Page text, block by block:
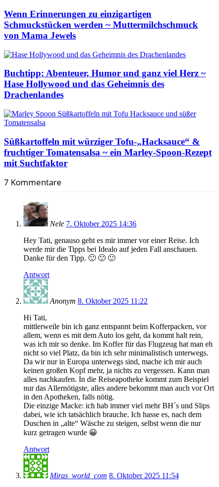
Wenn Erinnerungen zu einzigartigen
Schmuckstücken werden ~ Muttermilchschmuck
von Mama Jewels
Buchtipp: Abenteuer, Humor und ganz viel Herz ~
Hase Hollywood und das Geheimnis des
Drachenlandes
Süßkartoffeln mit würziger Tofu-„Hacksauce“ &
fruchtiger Tomatensalsa ~ ein Marley-Spoon-Rezept
mit Suchtfaktor
7 Kommentare
Nele 7. Oktober 2025 14:36
Hey Tati, genauso geht es mir immer vor einer Reise. Ich
werde mir die Tipps bei Idealo auf jeden Fall anschauen.
Danke für den Tipp. 🙂 🙂 🙂
Antwort
Anonym 8. Oktober 2025 11:22
Hi Tati,
mittlerweile bin ich ganz entspannt beim Kofferpacken, vor
allem, wenn es mit dem Auto los geht, da kommt halt rein,
was ich mir so denke. Im Koffer für das Flugzeug hat man eh
nicht so viel Platz, da bin ich sehr minimalistisch unterwegs.
Da wir nur in Europa unterwegs sind, mache ich mir auch
keinen großen Kopf mehr, ja nichts zu vergessen. Kann man
alles nachkaufen. In die Reiseapotheke kommt zum Beispiel
nur das Allernötigste, alles andere bekommt man auch vor Ort
in den Apotheken, falls nötig.
Die einzige Macke: ich hab immer viel mehr BH´s und Slips
dabei, wie ich tatsächlich brauche. Ich hasse es, nach dem
Duschen in „alte“ Wäsche zu steigen, selbst wenn die nur
kurz getragen wurde 😀
Antwort
Miras_world_com 8. Oktober 2025 11:54